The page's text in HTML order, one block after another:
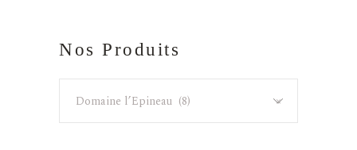
Nos Produits
×
Domaine l’Epineau (8)